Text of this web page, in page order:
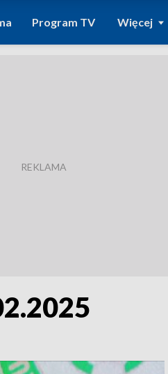
Program TV Więcej